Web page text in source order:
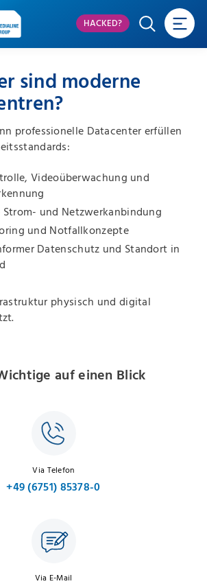
HACKED?
sind moderne
professionelle Datacenter erfüllen
Videoüberwachung und
Strom- und Netzwerkanbindung
und Notfallkonzepte
Datenschutz und Standort in
physisch und digital
auf einen Blick
Via Telefon
+49 (6751) 85378-0
Via E-Mail